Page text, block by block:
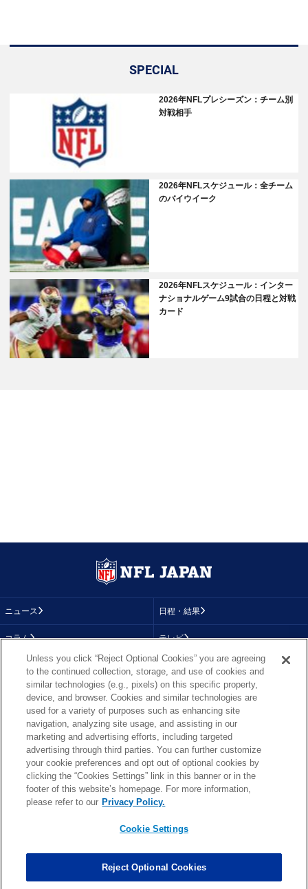
SPECIAL
2026年NFLプレシーズン：チーム別
対戦相手
2026年NFLスケジュール：全チーム
のバイウイーク
2026年NFLスケジュール：インター
ナショナルゲーム9試合の日程と対戦
カード
ニュース 日程・結果
コラム テレビ
画像
順位表
About NFL
More NFL 特集
TOP お問い合わせ FAQ
PHOTO BY AP Images / PHOTO BY Getty Images
Unless you click “Reject Optional Cookies” you are agreeing
to the continued collection, storage, and use of cookies and
similar technologies (e.g., pixels) on this specific property,
device, and browser. Cookies and similar technologies are
used for a variety of purposes such as enhancing site
navigation, analyzing site usage, and assisting in our
marketing and advertising efforts, including targeted
advertising through third parties. You can further customize
your cookie preferences and opt out of optional cookies by
clicking the “Cookies Settings” link in this banner or in the
footer of this website’s homepage. For more information,
please refer to our Privacy Policy.
Cookie Settings
Reject Optional Cookies